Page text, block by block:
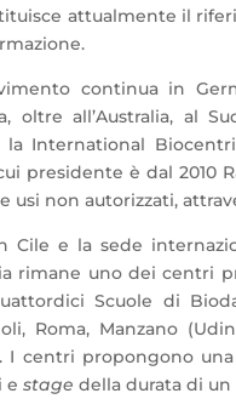
attualmente il
continua in
oltre all’Australia, al
la International
presidente è dal 2010
usi non autorizzati,
Cile e la sede
rimane uno dei
Scuole di
Roma, Manzano
I centri propongono
e stage della durata di